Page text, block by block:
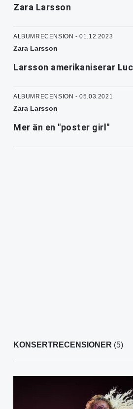
Zara Larsson
ALBUMRECENSION - 01.12.2023
Zara Larsson
Larsson amerikaniserar
ALBUMRECENSION - 05.03.2021
Zara Larsson
Mer än en "poster girl"
KONSERTRECENSIONER (5)